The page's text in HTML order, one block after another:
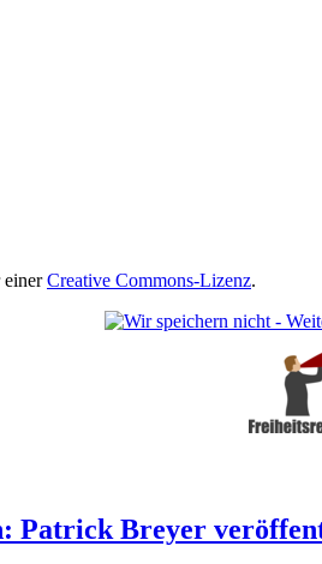
einerCreative Commons-Lizenz.
Patrick Breyer